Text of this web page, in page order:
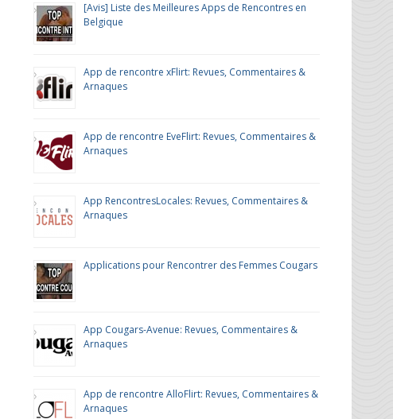
[Avis] Liste des Meilleures Apps de Rencontres en
Belgique
App de rencontre xFlirt: Revues, Commentaires &
Arnaques
App de rencontre EveFlirt: Revues, Commentaires &
Arnaques
App RencontresLocales: Revues, Commentaires &
Arnaques
Applications pour Rencontrer des Femmes Cougars
App Cougars-Avenue: Revues, Commentaires &
Arnaques
App de rencontre AlloFlirt: Revues, Commentaires &
Arnaques